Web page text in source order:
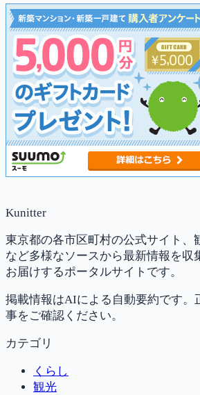
Kunitter
東京都の各市区町村の公式サイト、
など多様なソースから最新情報を収
お届けするポータルサイトです。
掲載情報はAIによる自動要約です。
事をご確認ください。
カテゴリ
くらし
観光